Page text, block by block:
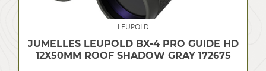
LEUPOLD
JUMELLES LEUPOLD BX-4 PRO GUIDE HD
12X50MM ROOF SHADOW GRAY 172675